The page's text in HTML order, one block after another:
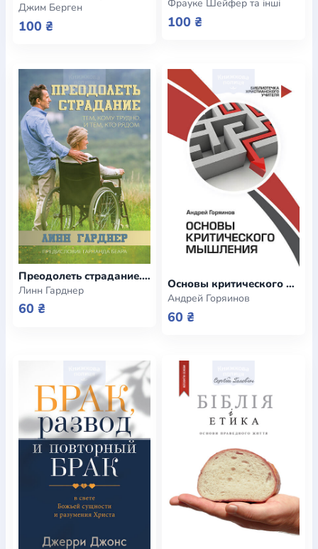
Джим Берген
100 ₴
Фрауке Шейфер та інші
100 ₴
Преодолеть страдание. Тем, кому трудно, и тем, кто рядом (e-book)
Линн Гарднер
60 ₴
Основы критического мышления (e-book)
Андрей Горяинов
60 ₴